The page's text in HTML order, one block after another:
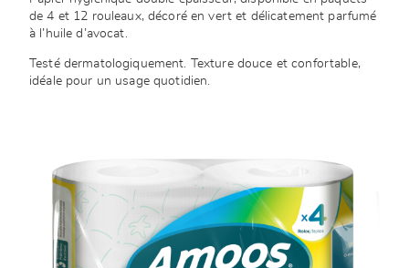
de 4 et 12 rouleaux, décoré en vert et délicatement parfumé
à l’huile d’avocat.
Testé dermatologiquement. Texture douce et confortable,
idéale pour un usage quotidien.